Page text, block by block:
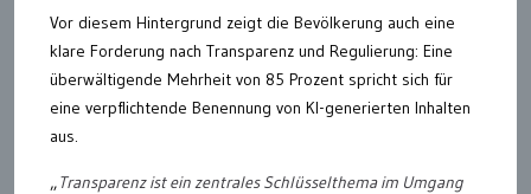
Vor diesem Hintergrund zeigt die Bevölkerung auch eine
klare Forderung nach Transparenz und Regulierung: Eine
überwältigende Mehrheit von 85 Prozent spricht sich für
eine verpflichtende Benennung von KI-generierten Inhalten
aus.
„Transparenz ist ein zentrales Schlüsselthema im Umgang